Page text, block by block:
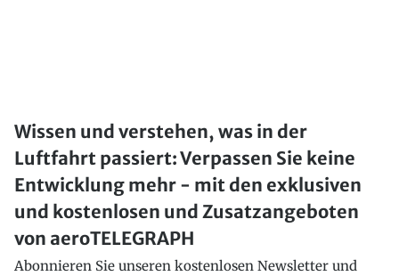
Wissen und verstehen, was in der
Luftfahrt passiert: Verpassen Sie keine
Entwicklung mehr - mit den exklusiven
und kostenlosen und Zusatzangeboten
von aeroTELEGRAPH
Abonnieren Sie unseren kostenlosen Newsletter und